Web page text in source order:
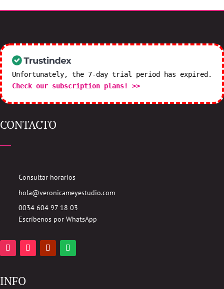
Unfortunately, the 7-day trial period has expired.
Check our subscription plans! >>
CONTACTO
Consultar horarios
hola@veronicameyestudio.com
0034 604 97 18 03
Escríbenos por WhatsApp
INFO